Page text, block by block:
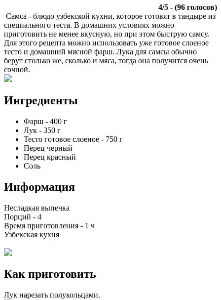
4/5 - (96 голосов)
Самса - блюдо узбекской кухни, которое готовят в тандыре из
специального теста. В домашних условиях можно
приготовить не менее вкусную, но при этом быструю самсу.
Для этого рецепта можно использовать уже готовое слоеное
тесто и домашний мясной фарш. Лука для самсы обычно
берут столько же, сколько и мяса, тогда она получится очень
сочной.
Ингредиенты
Фарш - 400 г
Лук - 350 г
Тесто готовое слоеное - 750 г
Перец черный
Перец красный
Соль
Информация
Несладкая выпечка
Порций - 4
Время приготовления - 1 ч
Узбекская кухня
Как приготовить
Лук нарезать полукольцами.